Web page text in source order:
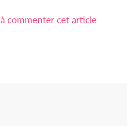
commenter cet article